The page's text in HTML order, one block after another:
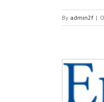
By admin2f |